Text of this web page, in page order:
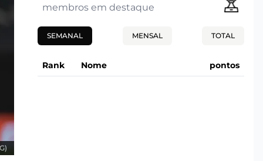
membros em destaque
SEMANAL MENSAL TOTAL
Rank Nome pontos